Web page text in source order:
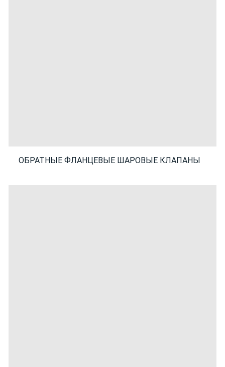
ОБРАТНЫЕ ФЛАНЦЕВЫЕ ШАРОВЫЕ КЛАПАНЫ